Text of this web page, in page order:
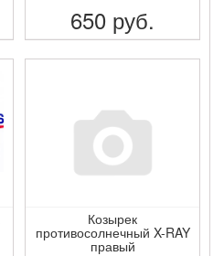
650 руб.
ПОДРОБНЕЕ
Козырек
противосолнечный X-RAY
правый